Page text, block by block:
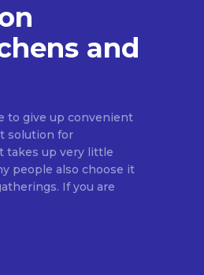
and
to give up convenient
solution for
takes up very little
people also choose it
If you are